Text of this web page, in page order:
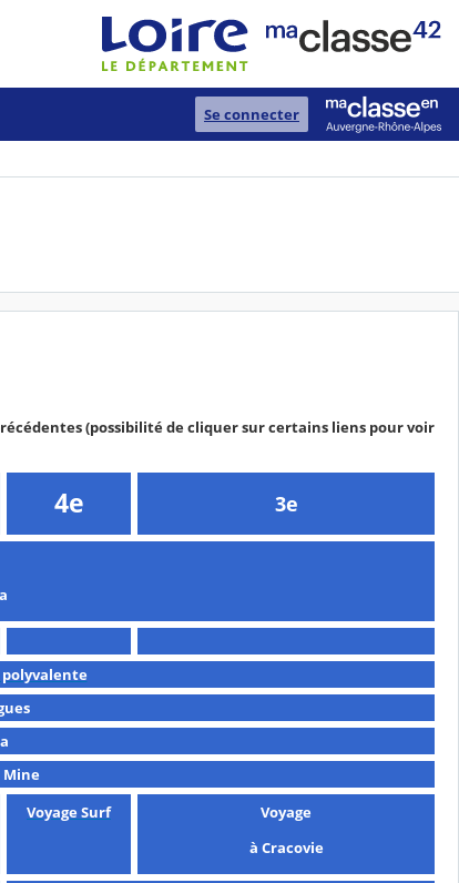
Se connecter
(possibilité de cliquer sur certains liens pour voir
4e 3e
polyvalente
Mine
Voyage Surf
Voyage
à Cracovie